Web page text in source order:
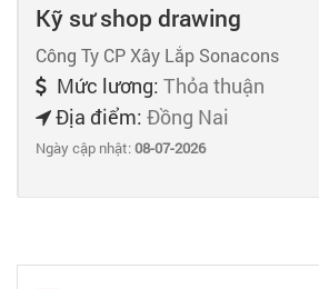
Kỹ sư shop drawing
Công Ty CP Xây Lắp Sonacons
Mức lương: Thỏa thuận
Địa điểm: Đồng Nai
Ngày cập nhật:08-07-2026